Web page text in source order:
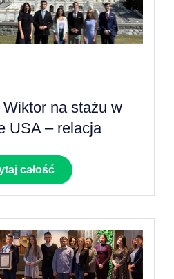
na stażu w
USA – relacja
całość